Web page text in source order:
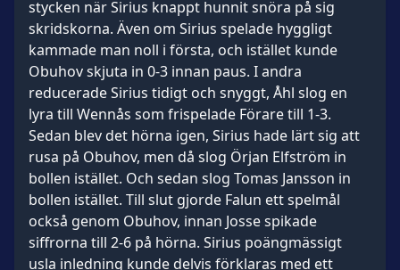
stycken när Sirius knappt hunnit snöra på sig
skridskorna. Även om Sirius spelade hyggligt
kammade man noll i första, och istället kunde
Obuhov skjuta in 0-3 innan paus. I andra
reducerade Sirius tidigt och snyggt, Åhl slog en
lyra till Wennås som frispelade Förare till 1-3.
Sedan blev det hörna igen, Sirius hade lärt sig att
rusa på Obuhov, men då slog Örjan Elfström in
bollen istället. Och sedan slog Tomas Jansson in
bollen istället. Till slut gjorde Falun ett spelmål
också genom Obuhov, innan Josse spikade
siffrorna till 2-6 på hörna. Sirius poängmässigt
usla inledning kunde delvis förklaras med ett